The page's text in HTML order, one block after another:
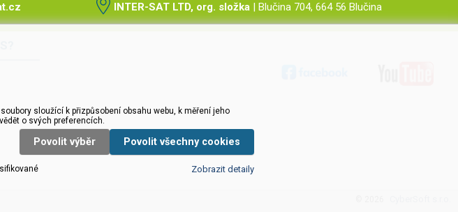
INTER-SAT LTD, org. složka | Blučina 704, 664 56 Blučina
sloužící k přizpůsobení obsahu webu, k měření jeho
o svých preferencích.
Povolit výběr Povolit všechny cookies
Zobrazit detaily